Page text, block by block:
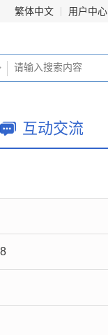
繁体中文 用户中心
互动交流